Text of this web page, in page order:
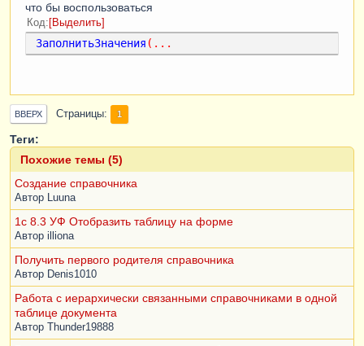
что бы воспользоваться
Код Выделить
ЗаполнитьЗначения (...
ВВЕРХ Страницы 1
Теги:
Похожие темы (5)
Создание справочника
Автор Luuna
1c 8.3 УФ Отобразить таблицу на форме
Автор illiona
Получить первого родителя справочника
Автор Denis1010
Работа с иерархически связанными справочниками в одной
таблице документа
Автор Thunder19888